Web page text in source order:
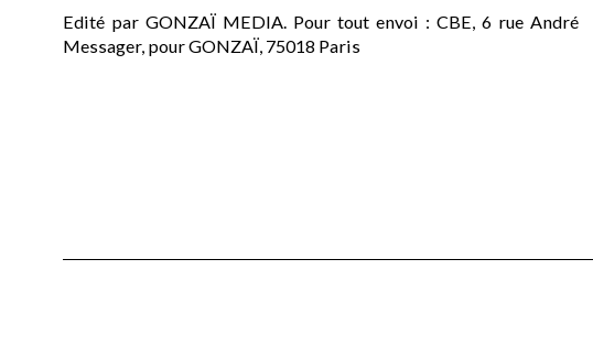
Edité par GONZAÏ MEDIA. Pour tout envoi : CBE, 6 rue André
Messager, pour GONZAÏ, 75018 Paris